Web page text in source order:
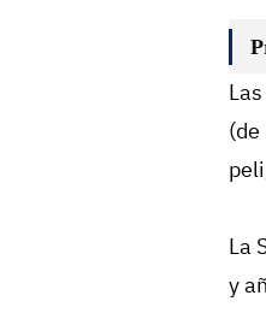
La
y